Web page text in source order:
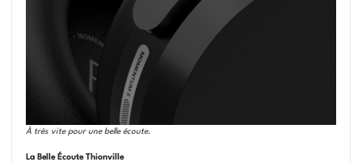
À très vite pour une belle écoute.
La Belle Écoute Thionville